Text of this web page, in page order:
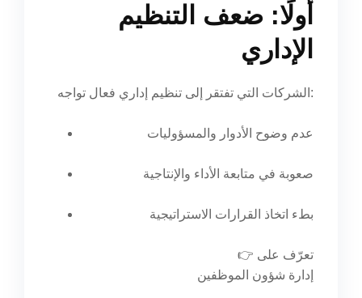
أولًا: ضعف التنظيم
الإداري
الشركات التي تفتقر إلى تنظيم إداري فعال تواجه:
عدم وضوح الأدوار والمسؤوليات
صعوبة في متابعة الأداء والإنتاجية
بطء اتخاذ القرارات الاستراتيجية
👉 تعرّف على
إدارة شؤون الموظفين